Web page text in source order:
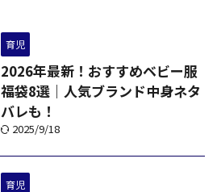
育児
2026年最新！おすすめベビー服
福袋8選｜人気ブランド中身ネタ
バレも！
2025/9/18
育児